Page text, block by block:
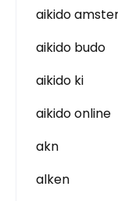
aikido
aikido budo
aikido ki
aikido online
akn
alken